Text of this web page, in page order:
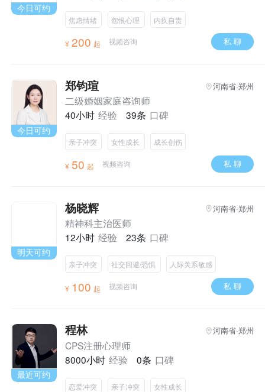
今日可约
焦虑情绪 怨恨心理 内疚自责
¥ 200 起 视频咨询 私 聊
今日可约
郑钧瑄 河南省·郑州
二级婚姻家庭咨询师
40小时 经验 39条 口碑
亲子冲突 女性成长 成长创伤
¥ 50 起 视频咨询 私 聊
明天可约
杨晓辉 河南省·郑州
精神科主治医师
12小时 经验 23条 口碑
亲子冲突 社交回避/恐惧 人际关系敏感
¥ 100 起 视频咨询 私 聊
最近可约
程林 河南省·郑州
CPS注册心理师
8000小时 经验 0条 口碑
恋爱冲突 亲子冲突 女性成长